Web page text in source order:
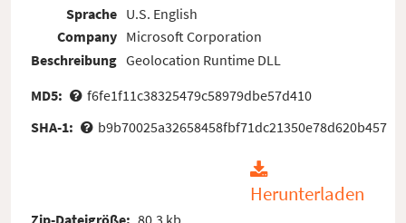
Sprache
Company
Beschreibung
U.S. English
Microsoft Corporation
Geolocation Runtime DLL
MD5:
f6fe1f11c38325479c58979dbe57d410
SHA-1:
b9b70025a32658458fbf71dc21350e78d620b457
Herunterladen
Zip-Dateigröße: 80.3 kb